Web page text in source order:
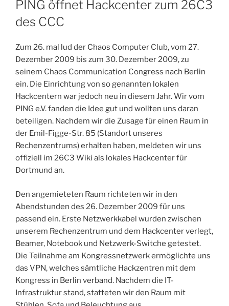
PING öffnet Hackcenter zum 26C3
des CCC
Zum 26. mal lud der Chaos Computer Club, vom 27.
Dezember 2009 bis zum 30. Dezember 2009, zu
seinem Chaos Communication Congress nach Berlin
ein. Die Einrichtung von so genannten lokalen
Hackcentern war jedoch neu in diesem Jahr. Wir vom
PING e.V. fanden die Idee gut und wollten uns daran
beteiligen. Nachdem wir die Zusage für einen Raum in
der Emil-Figge-Str. 85 (Standort unseres
Rechenzentrums) erhalten haben, meldeten wir uns
offiziell im 26C3 Wiki als lokales Hackcenter für
Dortmund an.
Den angemieteten Raum richteten wir in den
Abendstunden des 26. Dezember 2009 für uns
passend ein. Erste Netzwerkkabel wurden zwischen
unserem Rechenzentrum und dem Hackcenter verlegt,
Beamer, Notebook und Netzwerk-Switche getestet.
Die Teilnahme am Kongressnetzwerk ermöglichte uns
das VPN, welches sämtliche Hackzentren mit dem
Kongress in Berlin verband. Nachdem die IT-
Infrastruktur stand, statteten wir den Raum mit